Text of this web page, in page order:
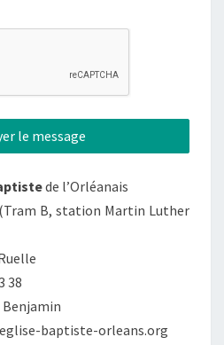
de l’Orléanais
B, station Martin Luther
38
baptiste-orleans.org